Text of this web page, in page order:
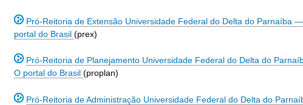
Pró-Reitoria de Extensão Universidade Federal do Delta do Parnaíba —
portal do Brasil (prex)
Pró-Reitoria de Planejamento Universidade Federal do Delta do
O portal do Brasil (proplan)
Pró-Reitoria de Administração Universidade Federal do Delta do